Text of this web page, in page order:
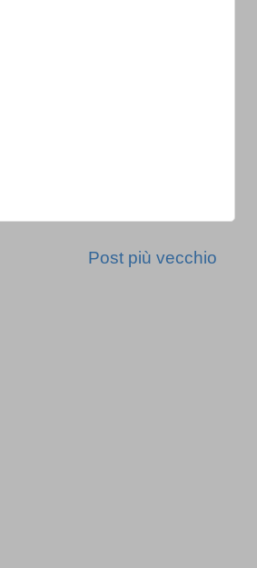
Post più vecchio